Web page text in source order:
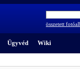
összetett
Ügyvéd Wiki